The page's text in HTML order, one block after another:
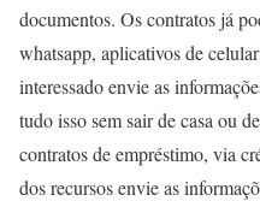
documentos. Os contratos já
whatsapp, aplicativos de
interessado envie as
tudo isso sem sair de casa ou
contratos de empréstimo, via
dos recursos envie as